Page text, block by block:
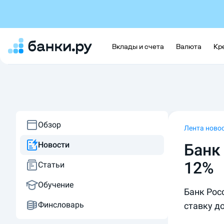
Вклады и счета Валюта
Обзор
Новости
Статьи
Обучение
Финсловарь
Лента
12%
Банк
ставку